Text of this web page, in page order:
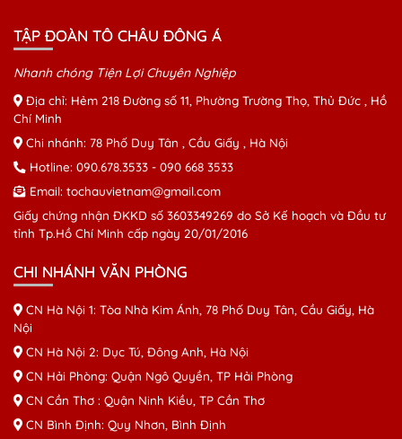
TẬP ĐOÀN TÔ CHÂU ĐÔNG Á
Nhanh chóng Tiện Lợi Chuyên Nghiệp
Địa chỉ: Hẻm 218 Đường số 11, Phường Trường Thọ, Thủ Đức , Hồ
Chí Minh
Chi nhánh: 78 Phố Duy Tân , Cầu Giấy , Hà Nội
Hotline: 090.678.3533 - 090 668 3533
Email: tochauvietnam@gmail.com
Giấy chứng nhận ĐKKD số 3603349269 do Sở Kế hoạch và Đầu tư
tỉnh Tp.Hồ Chí Minh cấp ngày 20/01/2016
CHI NHÁNH VĂN PHÒNG
CN Hà Nội 1: Tòa Nhà Kim Ánh, 78 Phố Duy Tân, Cầu Giấy, Hà
Nội
CN Hà Nội 2: Dục Tú, Đông Anh, Hà Nội
CN Hải Phòng: Quận Ngô Quyền, TP Hải Phòng
CN Cần Thơ : Quận Ninh Kiều, TP Cần Thơ
CN Bình Định: Quy Nhơn, Bình Định